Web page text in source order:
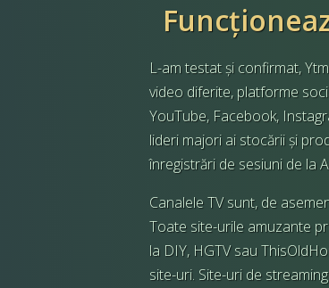
L-am testat și confirmat,
video diferite, platforme
YouTube, Facebook,
lideri majori ai stocării și
înregistrări de sesiuni de la
Canalele TV sunt, de
Toate site-urile amuzante
la DIY, HGTV sau
site-uri. Site-uri de